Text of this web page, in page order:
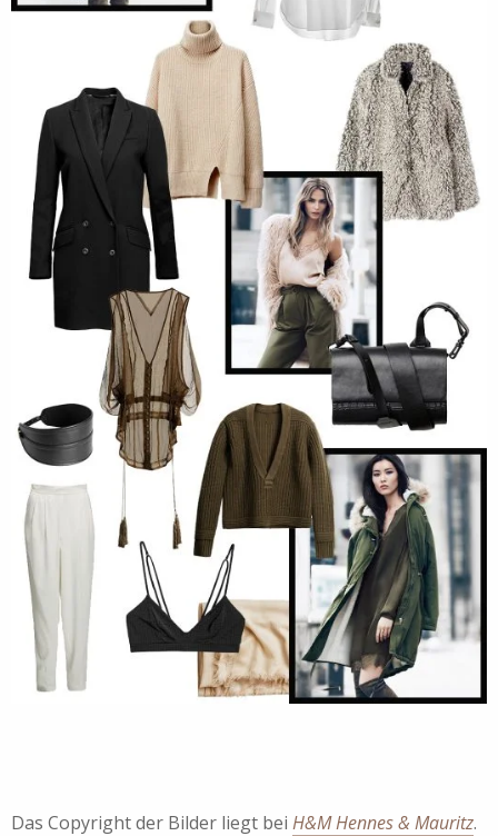
Das Copyright der Bilder liegt bei H&M Hennes & Mauritz.